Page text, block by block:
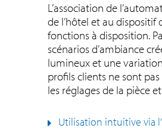
L’association de
de l’hôtel et au
fonctions à disposition.
scénarios d’ambiance
lumineux et une
profils clients ne sont
les réglages de la pièce
Utilisation intuitive via